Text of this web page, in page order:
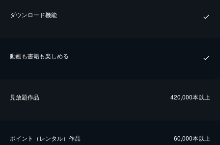
ダウンロード機能
動画も書籍も楽しめる
⾒放題作品 420,000本以上
ポイント（レンタル）作品 60,000本以上